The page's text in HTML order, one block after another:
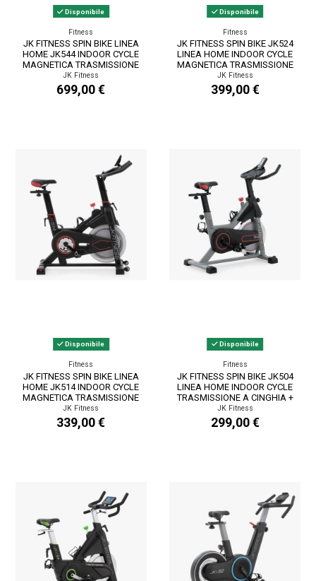
Disponibile
Fitness
JK FITNESS SPIN BIKE LINEA
HOME JK544 INDOOR CYCLE
MAGNETICA TRASMISSIONE
A CINGHIA +...
JK Fitness
699,00 €
Disponibile
Fitness
JK FITNESS SPIN BIKE JK524
LINEA HOME INDOOR CYCLE
MAGNETICA TRASMISSIONE
A CINGHIA +...
JK Fitness
399,00 €
Disponibile
Fitness
JK FITNESS SPIN BIKE LINEA
HOME JK514 INDOOR CYCLE
MAGNETICA TRASMISSIONE
A CINGHIA +...
JK Fitness
339,00 €
Disponibile
Fitness
JK FITNESS SPIN BIKE JK504
LINEA HOME INDOOR CYCLE
TRASMISSIONE A CINGHIA +
RICEVITORE...
JK Fitness
299,00 €